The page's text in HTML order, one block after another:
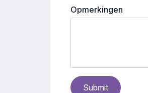
Opmerkingen
Submit